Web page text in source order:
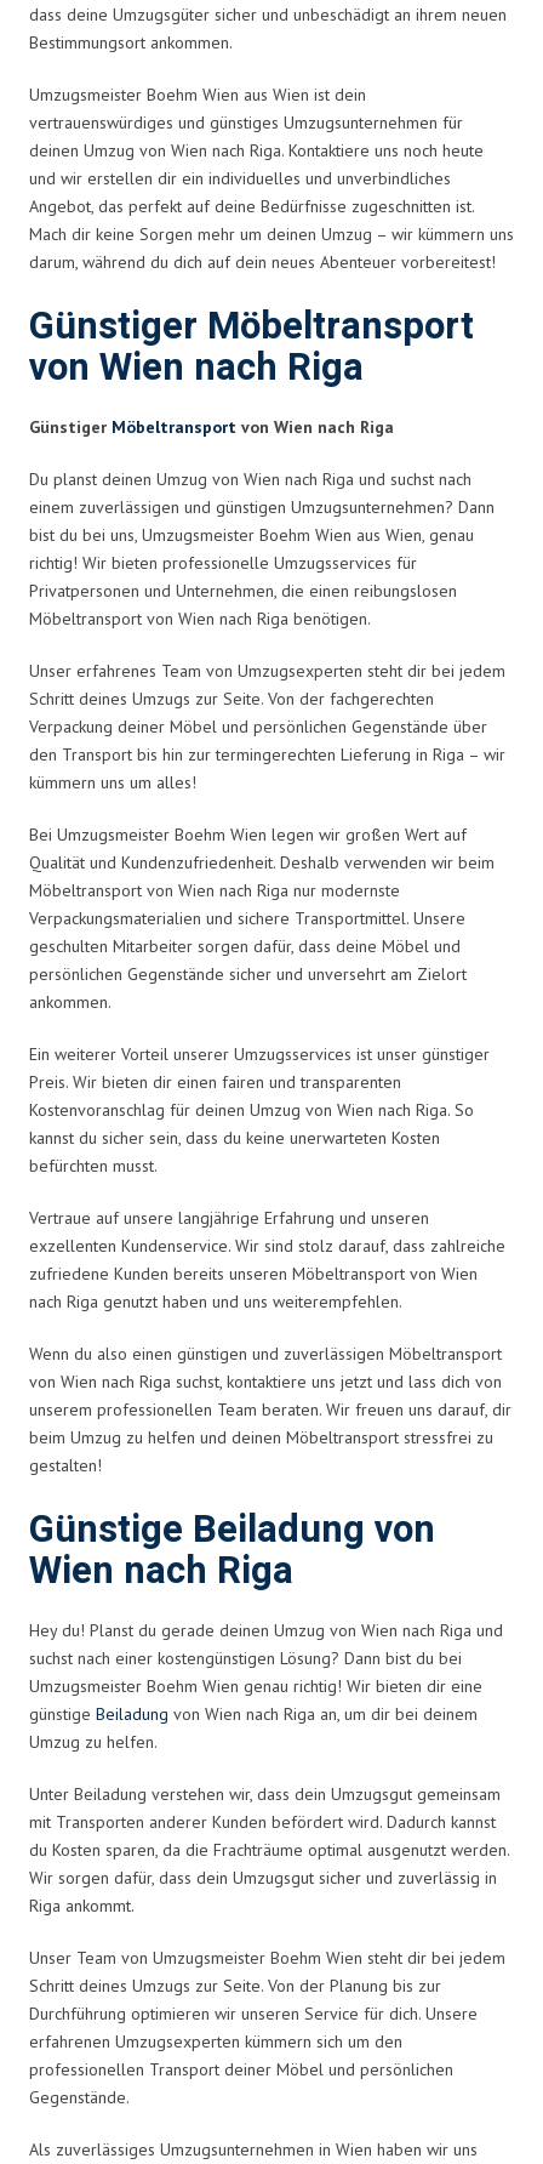
dass deine Umzugsgüter sicher und unbeschädigt an ihrem neuen
Bestimmungsort ankommen.
Umzugsmeister Boehm Wien aus Wien ist dein
vertrauenswürdiges und günstiges Umzugsunternehmen für
deinen Umzug von Wien nach Riga. Kontaktiere uns noch heute
und wir erstellen dir ein individuelles und unverbindliches
Angebot, das perfekt auf deine Bedürfnisse zugeschnitten ist.
Mach dir keine Sorgen mehr um deinen Umzug – wir kümmern uns
darum, während du dich auf dein neues Abenteuer vorbereitest!
Günstiger Möbeltransport
von Wien nach Riga
Günstiger Möbeltransport von Wien nach Riga
Du planst deinen Umzug von Wien nach Riga und suchst nach
einem zuverlässigen und günstigen Umzugsunternehmen? Dann
bist du bei uns, Umzugsmeister Boehm Wien aus Wien, genau
richtig! Wir bieten professionelle Umzugsservices für
Privatpersonen und Unternehmen, die einen reibungslosen
Möbeltransport von Wien nach Riga benötigen.
Unser erfahrenes Team von Umzugsexperten steht dir bei jedem
Schritt deines Umzugs zur Seite. Von der fachgerechten
Verpackung deiner Möbel und persönlichen Gegenstände über
den Transport bis hin zur termingerechten Lieferung in Riga – wir
kümmern uns um alles!
Bei Umzugsmeister Boehm Wien legen wir großen Wert auf
Qualität und Kundenzufriedenheit. Deshalb verwenden wir beim
Möbeltransport von Wien nach Riga nur modernste
Verpackungsmaterialien und sichere Transportmittel. Unsere
geschulten Mitarbeiter sorgen dafür, dass deine Möbel und
persönlichen Gegenstände sicher und unversehrt am Zielort
ankommen.
Ein weiterer Vorteil unserer Umzugsservices ist unser günstiger
Preis. Wir bieten dir einen fairen und transparenten
Kostenvoranschlag für deinen Umzug von Wien nach Riga. So
kannst du sicher sein, dass du keine unerwarteten Kosten
befürchten musst.
Vertraue auf unsere langjährige Erfahrung und unseren
exzellenten Kundenservice. Wir sind stolz darauf, dass zahlreiche
zufriedene Kunden bereits unseren Möbeltransport von Wien
nach Riga genutzt haben und uns weiterempfehlen.
Wenn du also einen günstigen und zuverlässigen Möbeltransport
von Wien nach Riga suchst, kontaktiere uns jetzt und lass dich von
unserem professionellen Team beraten. Wir freuen uns darauf, dir
beim Umzug zu helfen und deinen Möbeltransport stressfrei zu
gestalten!
Günstige Beiladung von
Wien nach Riga
Hey du! Planst du gerade deinen Umzug von Wien nach Riga und
suchst nach einer kostengünstigen Lösung? Dann bist du bei
Umzugsmeister Boehm Wien genau richtig! Wir bieten dir eine
günstige Beiladung von Wien nach Riga an, um dir bei deinem
Umzug zu helfen.
Unter Beiladung verstehen wir, dass dein Umzugsgut gemeinsam
mit Transporten anderer Kunden befördert wird. Dadurch kannst
du Kosten sparen, da die Frachträume optimal ausgenutzt werden.
Wir sorgen dafür, dass dein Umzugsgut sicher und zuverlässig in
Riga ankommt.
Unser Team von Umzugsmeister Boehm Wien steht dir bei jedem
Schritt deines Umzugs zur Seite. Von der Planung bis zur
Durchführung optimieren wir unseren Service für dich. Unsere
erfahrenen Umzugsexperten kümmern sich um den
professionellen Transport deiner Möbel und persönlichen
Gegenstände.
Als zuverlässiges Umzugsunternehmen in Wien haben wir uns